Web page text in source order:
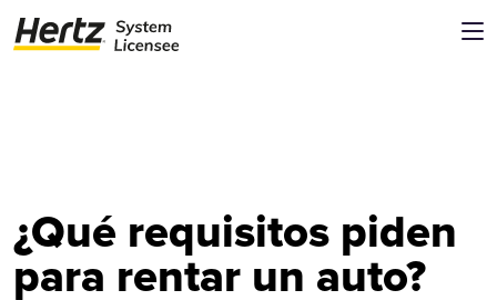
¿Qué requisitos piden
para rentar un auto?